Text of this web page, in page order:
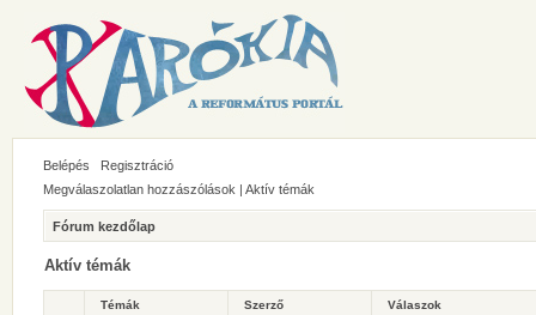
Belépés
Regisztráció
Megválaszolatlan hozzászólások | Aktív témák
Fórum kezdőlap
Aktív témák
Témák Szerző Válaszok